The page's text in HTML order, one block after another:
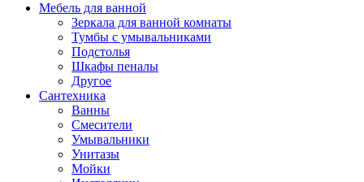
Мебель для ванной
Зеркала для ванной комнаты
Тумбы с умывальниками
Подстолья
Шкафы пеналы
Другое
Сантехника
Ванны
Смесители
Умывальники
Унитазы
Мойки